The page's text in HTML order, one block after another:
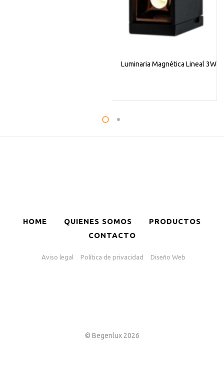
Luminaria Magnética Lineal 3W
HOME QUIENES SOMOS
PRODUCTOS
CONTACTO
Aviso legal Política de privacidad Diseño Web
© Begenlux 2026